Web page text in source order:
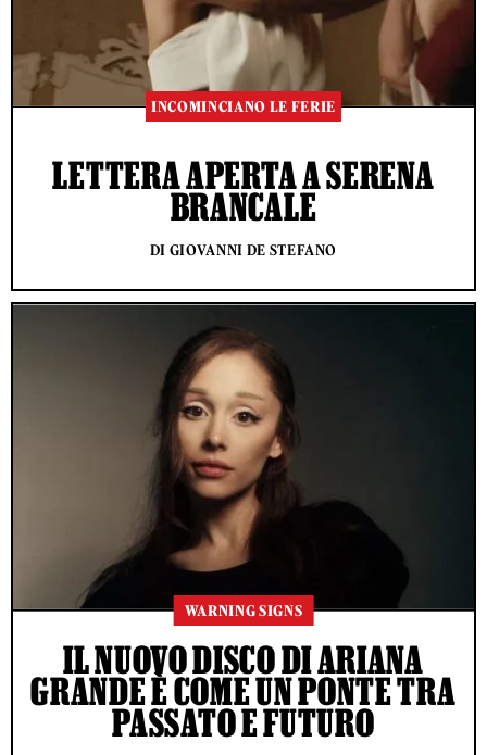
INCOMINCIANO LE FERIE
LETTERA APERTA A SERENA
BRANCALE
DI GIOVANNI DE STEFANO
WARNING SIGNS
IL NUOVO DISCO DI ARIANA
GRANDE È COME UN PONTE TRA
PASSATO E FUTURO